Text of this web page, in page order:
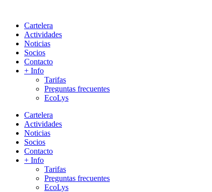
Cartelera
Actividades
Noticias
Socios
Contacto
+ Info
Tarifas
Preguntas frecuentes
EcoLys
Cartelera
Actividades
Noticias
Socios
Contacto
+ Info
Tarifas
Preguntas frecuentes
EcoLys